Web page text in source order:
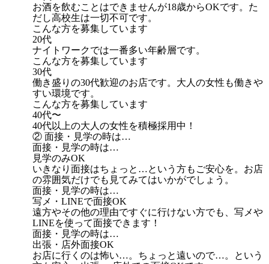
お酒を飲むことはできませんが18歳からOKです。た
だし高校生は一切不可です。
こんな方を募集しています
20代
ナイトワークでは一番多い年齢層です。
こんな方を募集しています
30代
働き盛りの30代歓迎のお店です。大人の女性も働きや
すい環境です。
こんな方を募集しています
40代〜
40代以上の大人の女性を積極採用中！
② 面接・見学の時は…
面接・見学の時は…
見学のみOK
いきなり面接はちょっと…という方もご安心を。お店
の雰囲気だけでも見てみてはいかがでしょう。
面接・見学の時は…
写メ・LINEで面接OK
遠方やその他の理由ですぐに行けない方でも、写メや
LINEを使って面接できます！
面接・見学の時は…
出張・店外面接OK
お店に行くのは怖い…。ちょっと遠いので…。という